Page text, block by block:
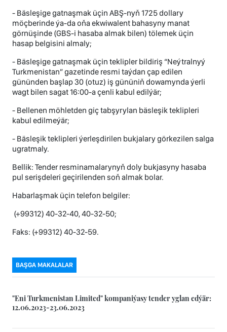
- Bäsleşige gatnaşmak üçin ABŞ-nyň 1725 dollary
möçberinde ýa-da oňa ekwiwalent bahasyny manat
görnüşinde (GBS-i hasaba almak bilen) tölemek üçin
hasap belgisini almaly;
- Bäsleşige gatnaşmak üçin teklipler bildiriş “Neýtralnyý
Turkmenistan” gazetinde resmi taýdan çap edilen
gününden başlap 30 (otuz) iş gününiň dowamynda ýerli
wagt bilen sagat 16:00-a çenli kabul edilýär;
- Bellenen möhletden giç tabşyrylan bäsleşik teklipleri
kabul edilmeýär;
- Bäsleşik teklipleri ýerleşdirilen bukjalary görkezilen salga
ugratmaly.
Bellik: Tender resminamalarynyň doly bukjasyny hasaba
pul serişdeleri geçirilenden soň almak bolar.
Habarlaşmak üçin telefon belgiler:
(+99312) 40-32-40, 40-32-50;
Faks: (+99312) 40-32-59.
BAŞGA MAKALALAR
"Eni Turkmenistan Limited" kompaniýasy tender yglan edýär:
12.06.2023-23.06.2023